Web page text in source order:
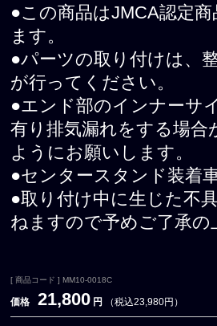
●この商品はJMCA認定
ます。
●パーツの取り付けは、
が行ってください。
●エンド部のインナーサ
有り排気漏れをする場
ようにお願いします。
●センタースタンド装着
●取り付け中に生じた不
ねますので予めご了承
[ 商品コード ] MM10-0018C
価格 21,800 円 （税込23,980円）